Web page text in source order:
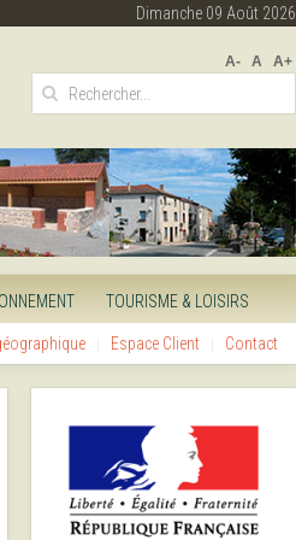
Dimanche 09 Août 2026
A- A A+
TOURISME & LOISIRS
Espace Client Contact